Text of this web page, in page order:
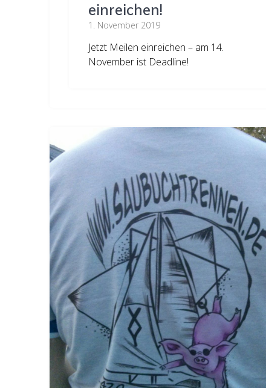
einreichen!
1. November 2019
Jetzt Meilen einreichen – am 14.
November ist Deadline!